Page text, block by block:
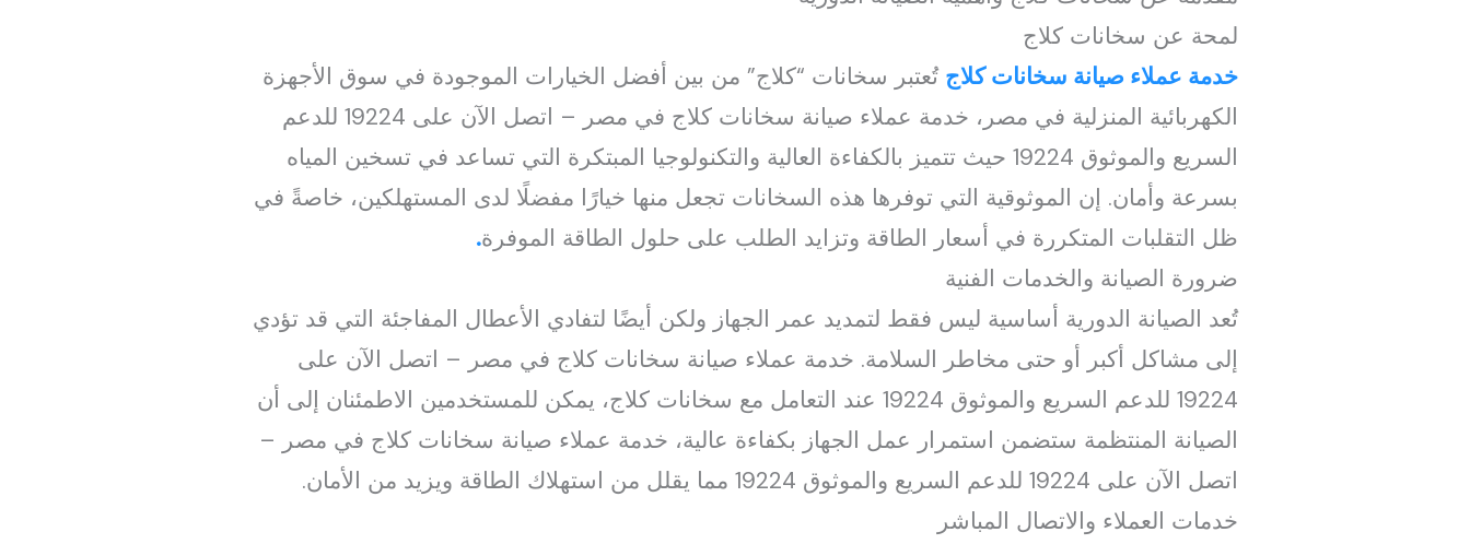
لمحة عن سخانات كلاج
خدمة عملاء صيانة سخانات كلاج تُعتبر سخانات “كلاج” من بين أفضل الخيارات الموجودة في سوق الأجهزة
الكهربائية المنزلية في مصر، خدمة عملاء صيانة سخانات كلاج في مصر – اتصل الآن على 19224 للدعم
السريع والموثوق 19224 حيث تتميز بالكفاءة العالية والتكنولوجيا المبتكرة التي تساعد في تسخين المياه
بسرعة وأمان. إن الموثوقية التي توفرها هذه السخانات تجعل منها خيارًا مفضلًا لدى المستهلكين، خاصةً في
ظل التقلبات المتكررة في أسعار الطاقة وتزايد الطلب على حلول الطاقة الموفرة.
ضرورة الصيانة والخدمات الفنية
تُعد الصيانة الدورية أساسية ليس فقط لتمديد عمر الجهاز ولكن أيضًا لتفادي الأعطال المفاجئة التي قد تؤدي
إلى مشاكل أكبر أو حتى مخاطر السلامة. خدمة عملاء صيانة سخانات كلاج في مصر – اتصل الآن على
19224 للدعم السريع والموثوق 19224 عند التعامل مع سخانات كلاج، يمكن للمستخدمين الاطمئنان إلى أن
الصيانة المنتظمة ستضمن استمرار عمل الجهاز بكفاءة عالية، خدمة عملاء صيانة سخانات كلاج في مصر –
اتصل الآن على 19224 للدعم السريع والموثوق 19224 مما يقلل من استهلاك الطاقة ويزيد من الأمان.
خدمات العملاء والاتصال المباشر